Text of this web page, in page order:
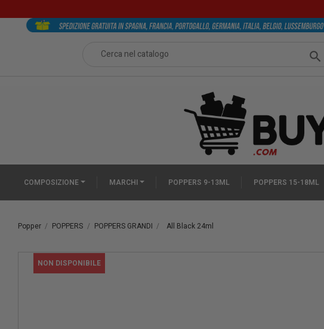
COMPOSIZIONE MARCHI POPPERS 9-13ML POPPERS 15-18ML
Popper POPPERS POPPERS GRANDI All Black 24ml
NON DISPONIBILE